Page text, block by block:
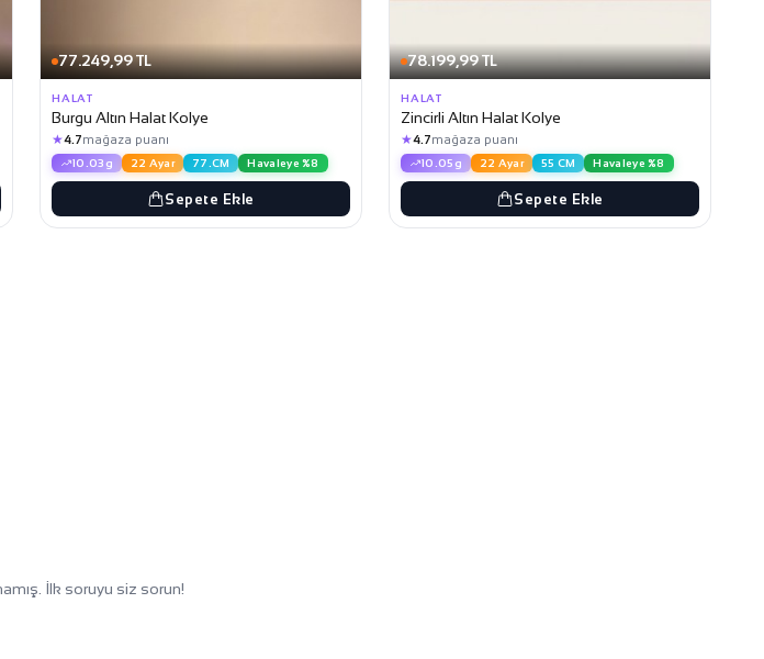
77.249,99 TL
HALAT
Burgu Altın Halat Kolye
★4.7mağaza puanı
10.03g 22 Ayar 77.CM Havaleye %8
Sepete Ekle
78.199,99 TL
HALAT
Zincirli Altın Halat Kolye
★4.7mağaza puanı
10.05g 22 Ayar 55 CM Havaleye %8
Sepete Ekle
İlk soruyu siz sorun!